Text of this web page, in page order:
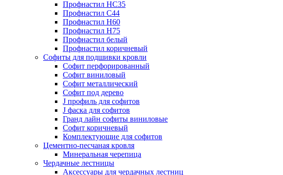
Профнастил НС35
Профнастил С44
Профнастил Н60
Профнастил Н75
Профнастил белый
Профнастил коричневый
Софиты для подшивки кровли
Cофит перфорированный
Софит виниловый
Софит металлический
Софит под дерево
J профиль для софитов
J фаска для софитов
Гранд лайн софиты виниловые
Софит коричневый
Комплектующие для софитов
Цементно-песчаная кровля
Минеральная черепица
Чердачные лестницы
Аксессуары для чердачных лестниц